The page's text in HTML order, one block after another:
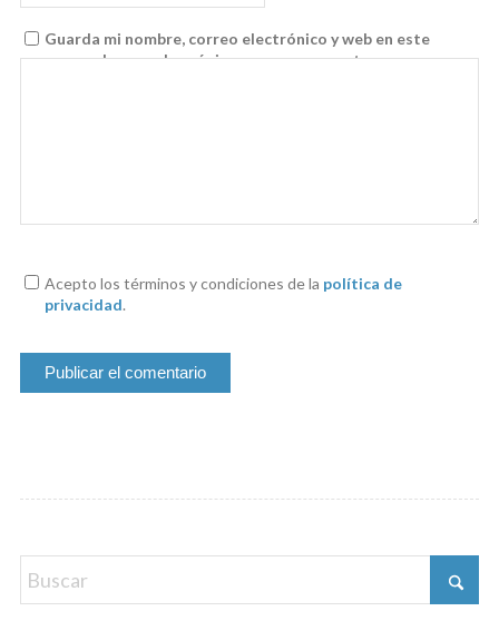
Guarda mi nombre, correo electrónico y web en este
navegador para la próxima vez que comente.
Acepto los términos y condiciones de la política de
privacidad.